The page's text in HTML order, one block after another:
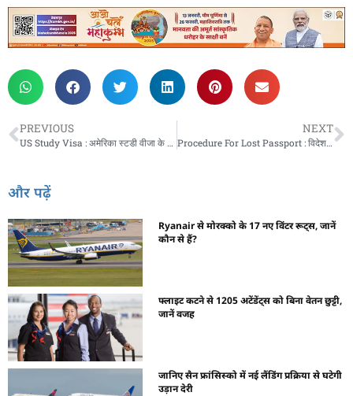
PREVIOUS
US Study Visa : अमेरिका स्टडी वीजा के बदले नियम, जानिए भारतीयों पर कैसे होगा असर
NEXT
Procedure For Lost Passport : विदेश यात्रा करते समय खो गया पासपोर्ट तो, ये काम करने से होगा समस्या का तुरंत समाधान
और पढ़ें
Ryanair से मोरक्को के 17 नए विंटर रूट्स, जानें
कौन से हैं?
फ्लाइट कटने से 1205 अटेंडेंट्स को बिना वेतन छुट्टी,
जानें वजह
जानिए सैन फ्रांसिस्को में नई लैंडिंग प्रक्रिया से घटेगी
उड़ान देरी